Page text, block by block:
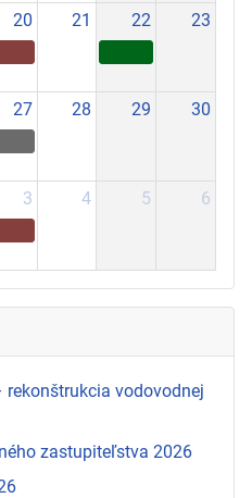
20 21 22 23
27 28 29 30
3 4 5 6
vodovodnej
zastupiteľstva 2026